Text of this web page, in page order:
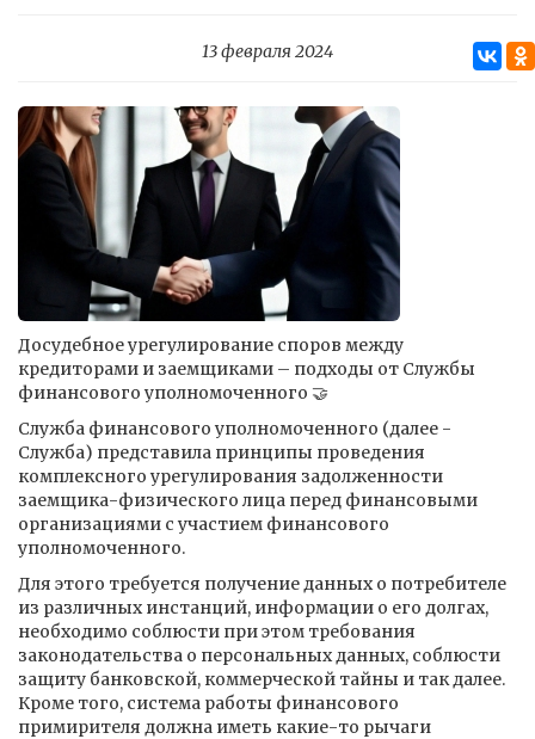
13 февраля 2024
Досудебное урегулирование споров между
кредиторами и заемщиками – подходы от Службы
финансового уполномоченного 🤝
Служба финансового уполномоченного (далее -
Служба) представила принципы проведения
комплексного урегулирования задолженности
заемщика-физического лица перед финансовыми
организациями с участием финансового
уполномоченного.
Для этого требуется получение данных о потребителе
из различных инстанций, информации о его долгах,
необходимо соблюсти при этом требования
законодательства о персональных данных, соблюсти
защиту банковской, коммерческой тайны и так далее.
Кроме того, система работы финансового
примирителя должна иметь какие-то рычаги